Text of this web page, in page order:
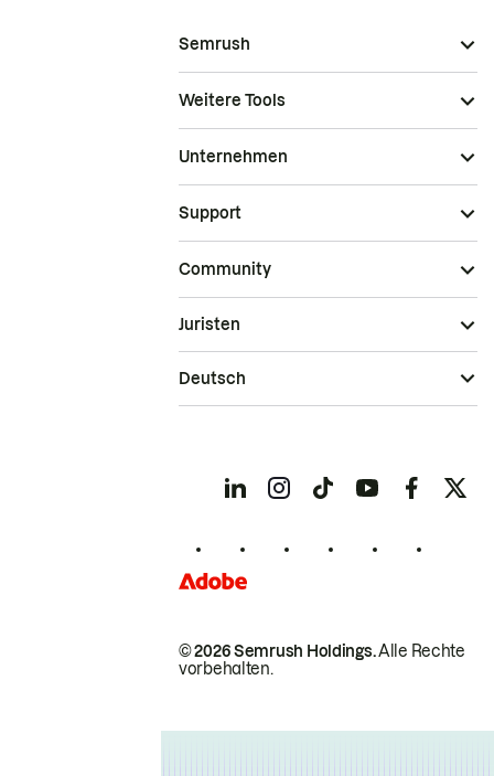
Semrush
Weitere Tools
Unternehmen
Support
Community
© 2026 Semrush Holdings.Alle Rechte
vorbehalten.
Juristen
Deutsch